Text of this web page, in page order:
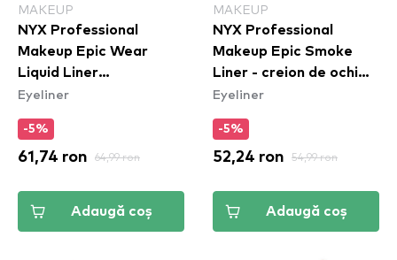
MAKEUP
NYX Professional
Makeup Epic Wear
Liquid Liner
Waterproof - Tus de
White
Eyeliner
-5%
61,74 ron 64,99 ron
Adaugă coș
MAKEUP
NYX Professional
Makeup Epic Smoke
Liner - creion de ochi
Fired Up (ESL05)
Eyeliner
-5%
52,24 ron 54,99 ron
Adaugă coș